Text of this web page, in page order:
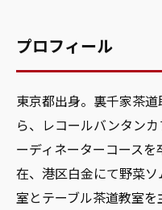
プロフィール
東京都出身。裏千家茶
ら、レコールバンタン
ーディネーターコース
在、港区白金にて野菜
室とテーブル茶道教室を